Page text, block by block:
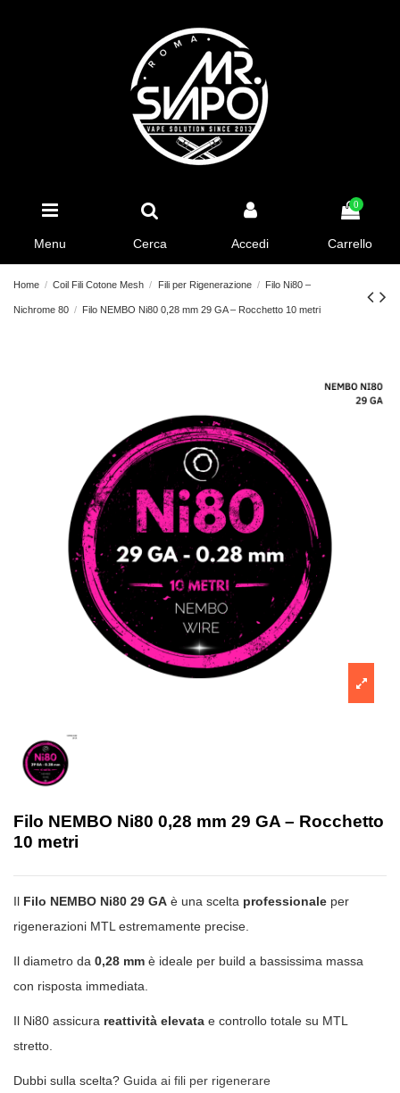
Menu Cerca Accedi
0
Carrello
Home Coil Fili Cotone Mesh Fili per Rigenerazione Filo Ni80 –
Nichrome 80 Filo NEMBO Ni80 0,28 mm 29 GA – Rocchetto 10 metri
Filo NEMBO Ni80 0,28 mm 29 GA – Rocchetto
10 metri
Il Filo NEMBO Ni80 29 GA è una scelta professionale per
rigenerazioni MTL estremamente precise.
Il diametro da 0,28 mm è ideale per build a bassissima massa
con risposta immediata.
Il Ni80 assicura reattività elevata e controllo totale su MTL
stretto.
Dubbi sulla scelta? Guida ai fili per rigenerare